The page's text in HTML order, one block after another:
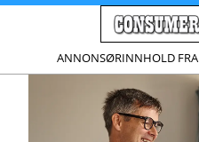
ANNONSØRINNHOLD FRA